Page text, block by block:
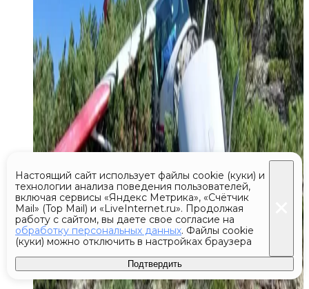
Настоящий сайт использует файлы cookie (куки) и
технологии анализа поведения пользователей,
включая сервисы «Яндекс Метрика», «Счётчик
Mail» (Top Mail) и «LiveInternet.ru». Продолжая
работу с сайтом, вы даете свое согласие на
обработку персональных данных. Файлы cookie
(куки) можно отключить в настройках браузера
Подтвердить